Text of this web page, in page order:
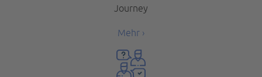
Journey
Mehr ›